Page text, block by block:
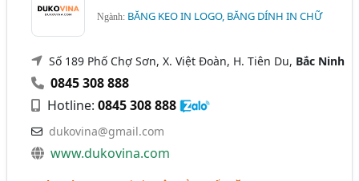
Ngành: BĂNG KEO IN LOGO, BĂNG DÍNH IN CHỮ
Số 189 Phố Chợ Sơn, X. Việt Đoàn, H. Tiên Du, Bắc Ninh
0845 308 888
Hotline:0845 308 888
dukovina@gmail.com
www.dukovina.com